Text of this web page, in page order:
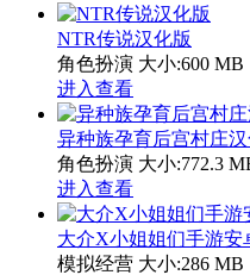
NTR传说汉化版
角色扮演 大小:600 MB
进入查看
异种族孕育后宫村庄汉
角色扮演 大小:772.3
进入查看
大介X小姐姐们手游安
模拟经营 大小:286 MB